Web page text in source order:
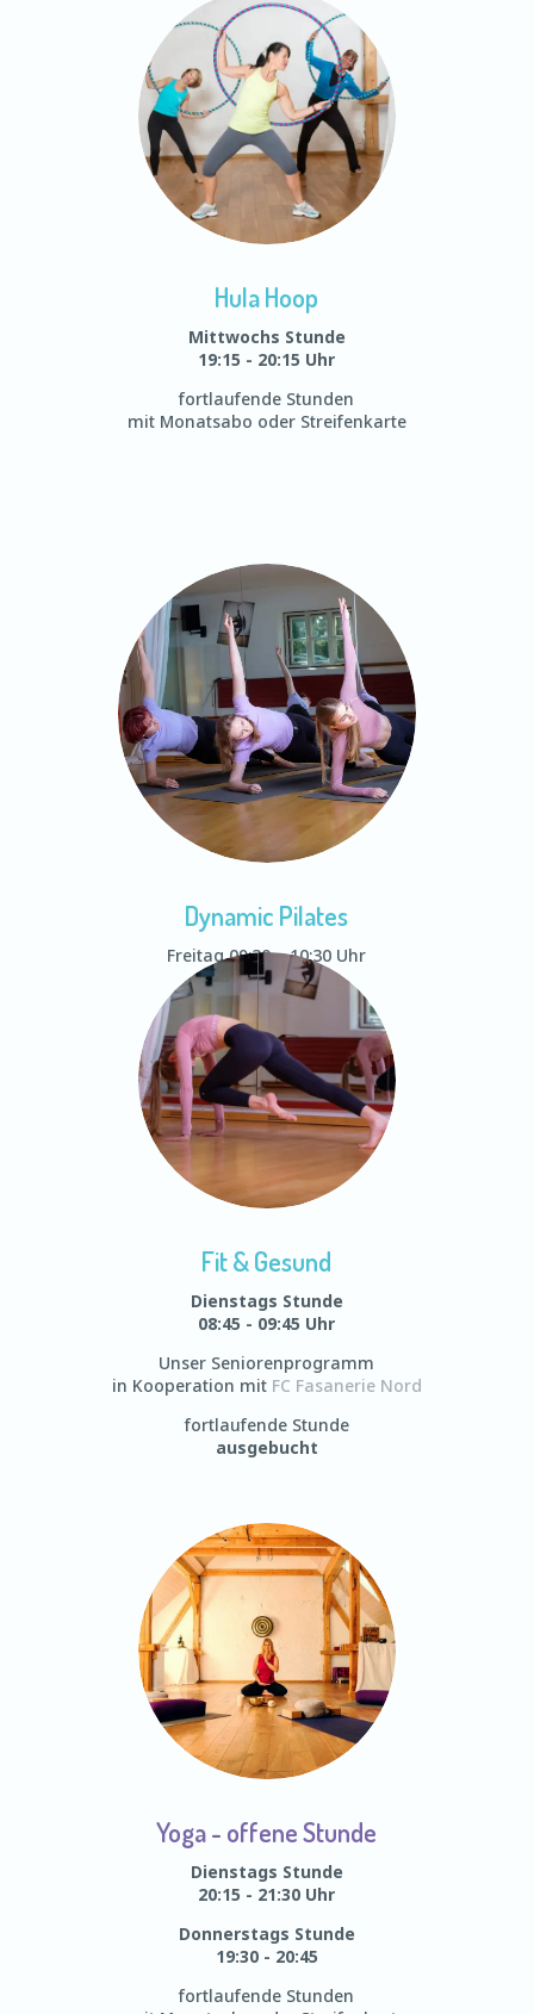
Hula Hoop
Mittwochs Stunde
19:15 - 20:15 Uhr
fortlaufende Stunden
mit Monatsabo oder Streifenkarte
Dynamic Pilates
Freitag 09:30 – 10:30 Uhr
fortlaufend
Fit & Gesund
Dienstags Stunde
08:45 - 09:45 Uhr
Unser Seniorenprogramm
in Kooperation mit FC Fasanerie Nord
fortlaufende Stunde
ausgebucht
Yoga - offene Stunde
Dienstags Stunde
20:15 - 21:30 Uhr
Donnerstags Stunde
19:30 - 20:45
fortlaufende Stunden